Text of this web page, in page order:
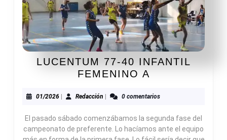
LUCENTUM 77-40 INFANTIL
FEMENINO A
40
FEMENINO
A
01/202601/2026RedacciónRedacción0 comentarios
El pasado sábado comenzábamos la segunda fase del
campeonato de preferente. Lo hacíamos ante el equipo